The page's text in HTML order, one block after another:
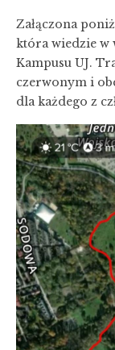
Załączona
która wiedzie w
Kampusu UJ.
czerwonym i
dla każdego z